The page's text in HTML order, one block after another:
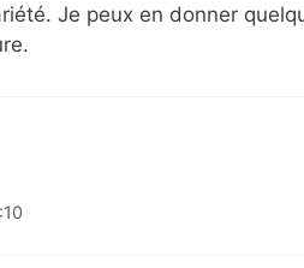
Je peux en donner